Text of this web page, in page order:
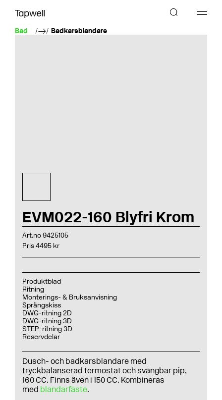
Bad Badkarsblandare
EVM022-160 Blyfri Krom
Art.no 9425105
Pris 4495 kr
Produktblad
Ritning
Monterings- & Bruksanvisning
Sprängskiss
DWG-ritning 2D
DWG-ritning 3D
STEP-ritning 3D
Reservdelar
Dusch- och badkarsblandare med
tryckbalanserad termostat och svängbar pip,
160 CC. Finns även i 150 CC. Kombineras
med blandarfäste.